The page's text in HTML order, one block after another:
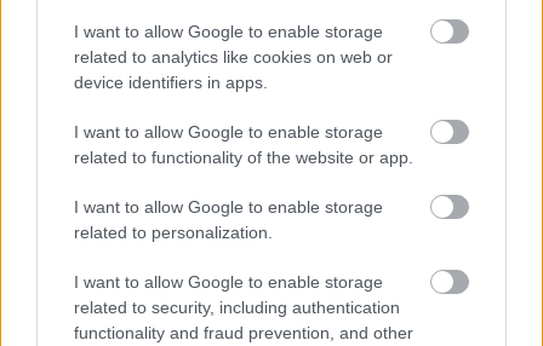
I want to allow Google to enable storage
related to analytics like cookies on web or
device identifiers in apps.
I want to allow Google to enable storage
related to functionality of the website or app.
I want to allow Google to enable storage
related to personalization.
I want to allow Google to enable storage
related to security, including authentication
functionality and fraud prevention, and other
Címkék:gomba főétel vegetáriánus
Ajánlott bejegyzések:
Cukkini gnocchi